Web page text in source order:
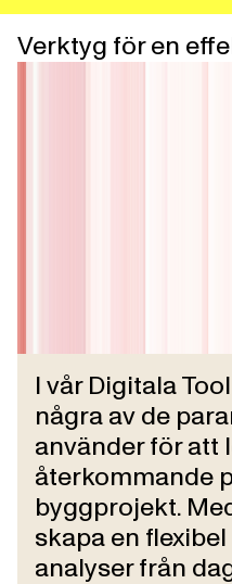
Verktyg för en
I vår Digitala
några av de
använder för att
återkommande
byggprojekt.
skapa en
analyser från